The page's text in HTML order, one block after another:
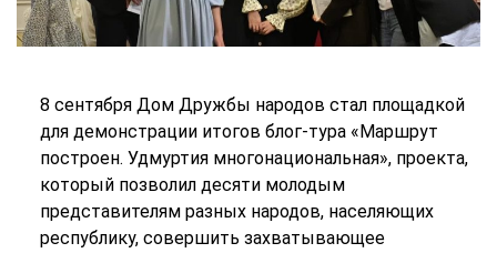
8 сентября Дом Дружбы народов стал площадкой
для демонстрации итогов блог-тура «Маршрут
построен. Удмуртия многонациональная», проекта,
который позволил десяти молодым
представителям разных народов, населяющих
республику, совершить захватывающее